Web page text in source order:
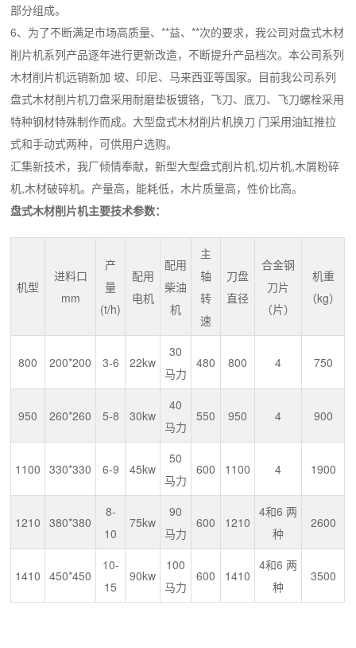
部分组成。
6、为了不断满足市场高质量、**益、**次的要求，我公司对盘式木材
削片机系列产品逐年进行更新改造，不断提升产品档次。本公司系列
木材削片机远销新加 坡、印尼、马来西亚等国家。目前我公司系列
盘式木材削片机刀盘采用耐磨垫板镀铬，飞刀、底刀、飞刀螺栓采用
特种钢材特殊制作而成。大型盘式木材削片机换刀 门采用油缸推拉
式和手动式两种，可供用户选购。
汇集新技术，我厂倾情奉献，新型大型盘式削片机,切片机,木屑粉碎
机,木材破碎机。产量高，能耗低，木片质量高，性价比高。
盘式木材削片机主要技术参数：
机型
进料口
mm
产
量
(t/h)
配用
电机
配用
柴油
机
主
轴
转
速
刀盘
直径
合金钢
刀片
（片）
机重
（kg）
800 200*200 3-6 22kw
30
马力
480 800 4 750
950 260*260 5-8 30kw
40
马力
550 950 4 900
1100 330*330 6-9 45kw
50
马力
600 1100 4 1900
1210 380*380
8-
10
75kw
90
马力
600 1210
4和6 两
种
2600
1410 450*450
10-
15
90kw
100
马力
600 1410
4和6 两
种
3500